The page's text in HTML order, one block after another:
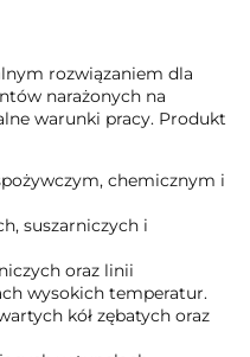
rozwiązaniem dla
narażonych na
warunki pracy. Produkt
chemicznym i
suszarniczych i
oraz linii
wysokich temperatur.
kół zębatych oraz